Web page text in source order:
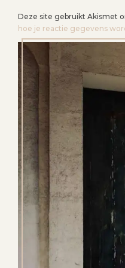
Deze site gebruikt Akismet
hoe je reactie gegevens